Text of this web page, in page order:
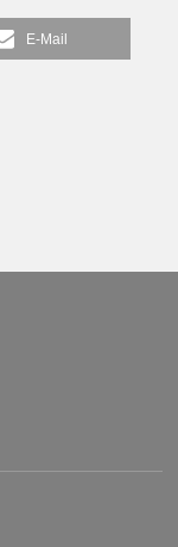
E-Mail